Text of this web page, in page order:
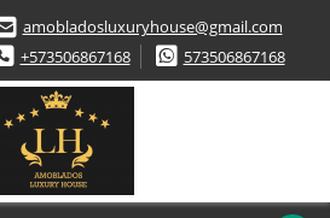
amobladosluxuryhouse@gmail.com
+573506867168
573506867168